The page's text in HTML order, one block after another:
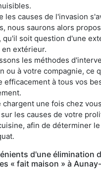
les causes de l'invasion
nous saurons alors
qu'il soit question d'une
extérieur.
les méthodes
ou à votre compagnie, ce
efficacement à tous vos
chargent une fois chez
les causes de votre
afin de déterminer
d'une élimination
« fait maison » à